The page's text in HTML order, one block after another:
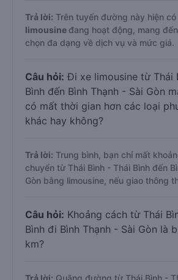
Trả lời: Trên tuyến đường này hiện có
limousine đang hoạt động, mang
chọn đa dạng về dịch vụ và mức giá.
Câu hỏi: Đi xe limousine từ Thái
Bình đến Bình Thạnh - Sài Gòn
có mất thời gian hơn các loại
khác hay không?
Trả lời: Trung bình, bạn chỉ mất
chuyển từ Thái Bình - Thái Bình đến
Gòn bằng limousine, nếu giao thông
Câu hỏi: Khoảng cách từ Thái
Bình đi Bình Thạnh - Sài Gòn là
km?
Trả lời: Quãng đường từ Thái Bình -